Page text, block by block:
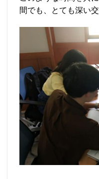
間でも、とても深い